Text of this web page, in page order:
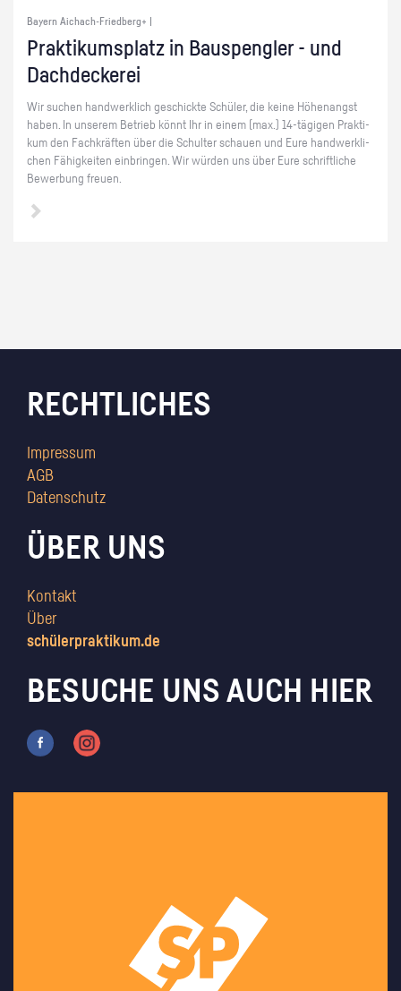
Bayern Aichach-Friedberg+ |
Prak­ti­kums­platz in Bau­s­peng­ler - und
Dach­de­cke­rei
Wir su­chen hand­werk­lich ge­schick­te Schü­ler, die keine Hö­hen­angst
haben. In un­se­rem Be­trieb könnt Ihr in einem (max.) 14-tä­gi­gen Prak­ti­
kum den Fach­kräf­ten über die Schul­ter schau­en und Eure hand­werk­li­
chen Fä­hig­kei­ten ein­brin­gen. Wir wür­den uns über Eure schrift­li­che
Be­wer­bung freu­en.
RECHTLICHES
Impressum
AGB
Datenschutz
ÜBER UNS
Kontakt
Über
schülerpraktikum.de
BESUCHE UNS AUCH HIER